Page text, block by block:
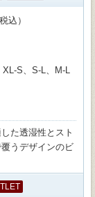
込）
S、S-L、M-L
た透湿性とスト
うデザインのビ